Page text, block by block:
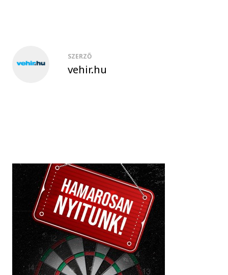
SZERZŐ
vehir.hu